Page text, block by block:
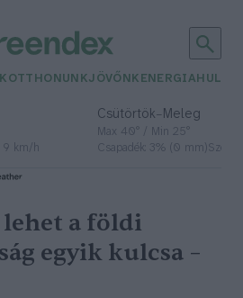
OTTHONUNKJÖVŐNK ENERGIA
9 km/h
Csütörtök– Meleg
Max 40° / Min 25°
Csapadék: 3% (0 mm)Szél:
a földi
egyik kulcsa –